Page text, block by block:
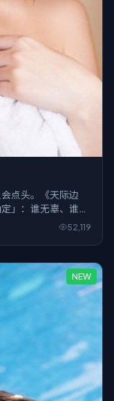
点头。《天际边
」：谁无辜、谁活
52,119
NEW